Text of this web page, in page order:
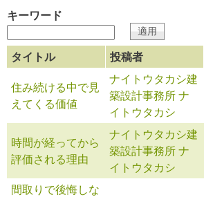
キーワード
タイトル 投稿者
住み続ける中で見
えてくる価値
ナイトウタカシ建
築設計事務所 ナ
イトウタカシ
時間が経ってから
評価される理由
ナイトウタカシ建
築設計事務所 ナ
イトウタカシ
間取りで後悔しな